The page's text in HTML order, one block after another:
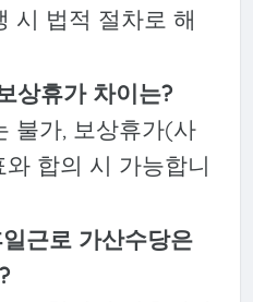
시 법적 절차로 해
상휴가 차이는?
불가, 보상휴가(사
합의 시 가능합니
일근로 가산수당은